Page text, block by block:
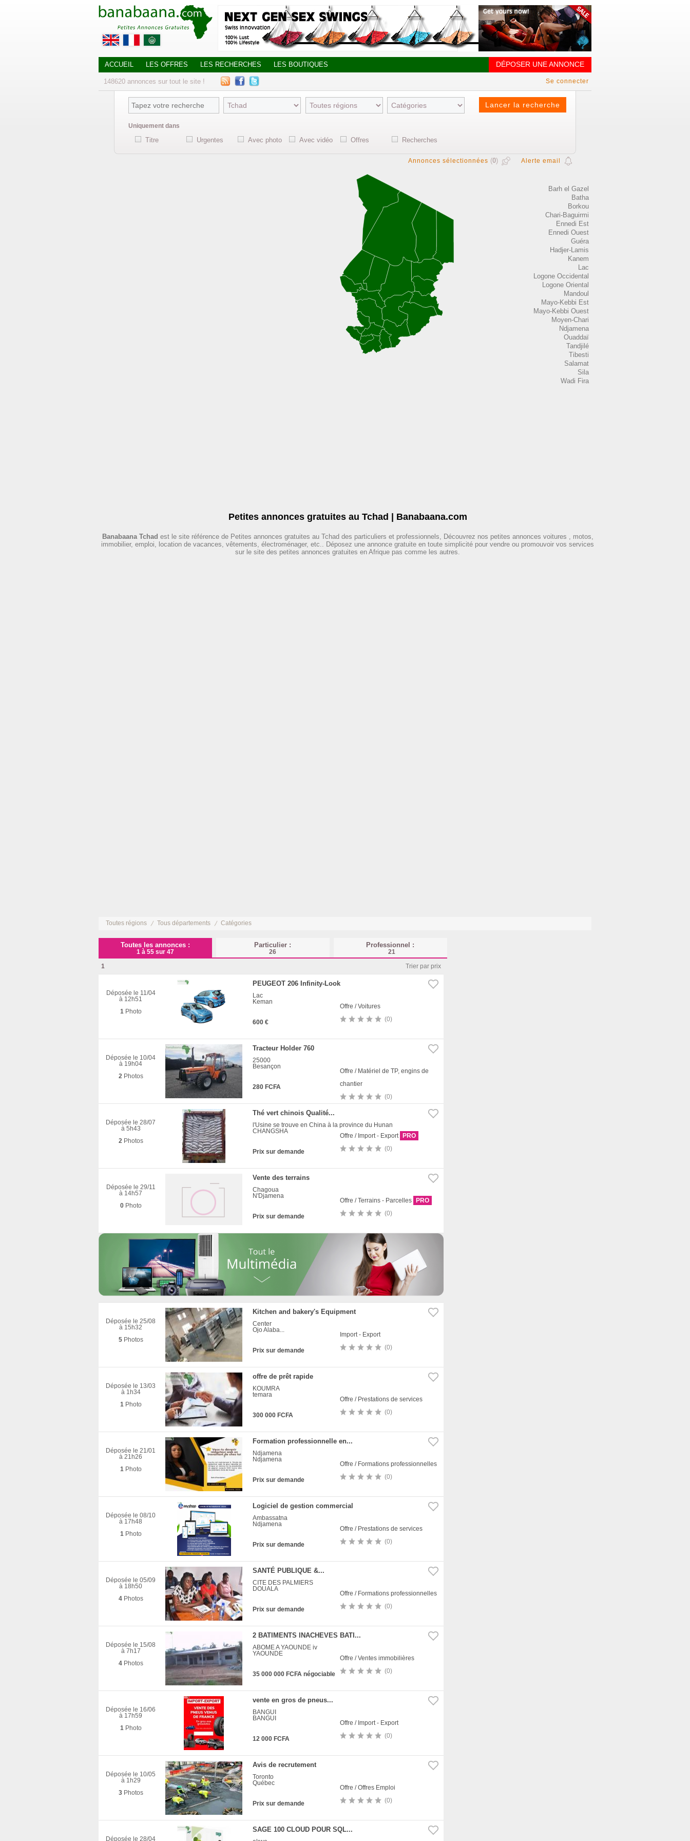
ACCUEIL LES OFFRES LES RECHERCHES LES BOUTIQUES DÉPOSER UNE ANNONCE
148620 annonces sur tout le site ! Se connecter
Uniquement dans
Titre Urgentes Avec photo Avec vidéo Offres Recherches
Alerte email
Annonces sélectionnées (0)
Barh el Gazel
Batha
Borkou
Chari-Baguirmi
Ennedi Est
Ennedi Ouest
Guéra
Hadjer-Lamis
Kanem
Lac
Logone Occidental
Logone Oriental
Mandoul
Mayo-Kebbi Est
Mayo-Kebbi Ouest
Moyen-Chari
Ndjamena
Ouaddaï
Tandjilé
Tibesti
Salamat
Sila
Wadi Fira
Petites annonces gratuites au Tchad | Banabaana.com
Banabaana Tchad est le site référence de Petites annonces gratuites au Tchad des particuliers et professionnels, Découvrez nos petites annonces voitures , motos,
immobilier, emploi, location de vacances, vêtements, électroménager, etc.. Déposez une annonce gratuite en toute simplicité pour vendre ou promouvoir vos services
sur le site des petites annonces gratuites en Afrique pas comme les autres.
Toutes régions Tous départements Catégories
Toutes les annonces :
1 à 55 sur 47
Particulier :
26
Professionnel :
21
1 Trier par prix
PEUGEOT 206 Infinity-Look
Déposée le 11/04
à 12h51
1 Photo
Lac
Keman
600 €
Offre / Voitures
(0)
Tracteur Holder 760
Déposée le 10/04
à 19h04
2 Photos
25000
Besançon
280 FCFA
Offre / Matériel de TP, engins de
chantier
(0)
Thé vert chinois Qualité...
Déposée le 28/07
à 5h43
2 Photos
l'Usine se trouve en China à la province du Hunan
CHANGSHA
Prix sur demande
Offre / Import - Export PRO
(0)
Vente des terrains
Déposée le 29/11
à 14h57
0Photo
Chagoua
N'Djamena
Prix sur demande
Offre / Terrains - Parcelles PRO
(0)
Kitchen and bakery's Equipment
Déposée le 25/08
à 15h32
5Photos
Center
Ojo Alaba...
Prix sur demande
Import - Export
(0)
offre de prêt rapide
Déposée le 13/03
à 1h34
1 Photo
KOUMRA
temara
300 000 FCFA
Offre / Prestations de services
(0)
Formation professionnelle en...
Déposée le 21/01
à 21h26
1 Photo
Ndjamena
Ndjamena
Prix sur demande
Offre / Formations professionnelles
(0)
Logiciel de gestion commercial
Déposée le 08/10
à 17h48
1 Photo
Ambassatna
Ndjamena
Prix sur demande
Offre / Prestations de services
(0)
SANTÉ PUBLIQUE &...
Déposée le 05/09
à 18h50
4Photos
CITE DES PALMIERS
DOUALA
Prix sur demande
Offre / Formations professionnelles
(0)
2 BATIMENTS INACHEVES BATI...
Déposée le 15/08
à 7h17
4Photos
ABOME A YAOUNDE iv
YAOUNDE
35 000 000 FCFA négociable
Offre / Ventes immobilières
(0)
vente en gros de pneus...
Déposée le 16/06
à 17h59
1 Photo
BANGUI
BANGUI
12 000 FCFA
Offre / Import - Export
(0)
Avis de recrutement
Déposée le 10/05
à 1h29
3Photos
Toronto
Québec
Prix sur demande
Offre / Offres Emploi
(0)
SAGE 100 CLOUD POUR SQL...
Déposée le 28/04